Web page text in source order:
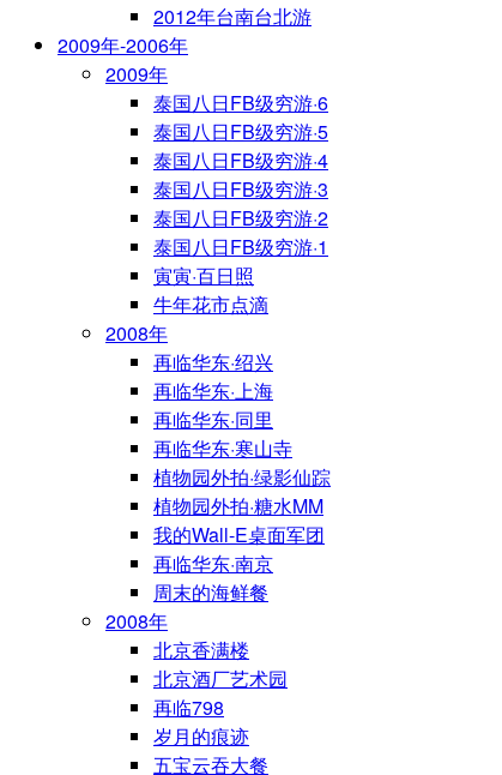
2012年台南台北游
2009年-2006年
2009年
泰国八日FB级穷游·6
泰国八日FB级穷游·5
泰国八日FB级穷游·4
泰国八日FB级穷游·3
泰国八日FB级穷游·2
泰国八日FB级穷游·1
寅寅·百日照
牛年花市点滴
2008年
再临华东·绍兴
再临华东·上海
再临华东·同里
再临华东·寒山寺
植物园外拍·绿影仙踪
植物园外拍·糖水MM
我的Wall-E桌面军团
再临华东·南京
周末的海鲜餐
2008年
北京香满楼
北京酒厂艺术园
再临798
岁月的痕迹
五宝云吞大餐